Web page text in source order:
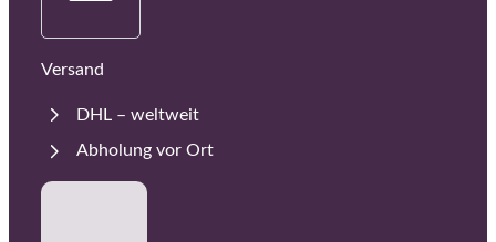
Versand
DHL – weltweit
Abholung vor Ort